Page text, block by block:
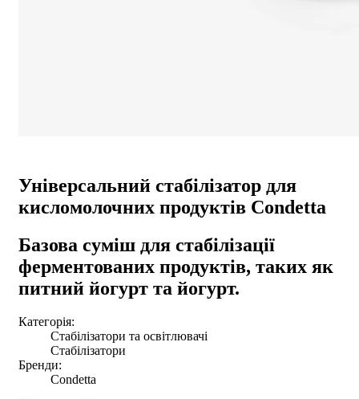
Універсальний стабілізатор для
кисломолочних продуктів Condetta
Базова суміш для стабілізації
ферментованих продуктів, таких як
питний йогурт та йогурт.
Категорія:
Стабілізатори та освітлювачі
Стабілізатори
Бренди:
Condetta